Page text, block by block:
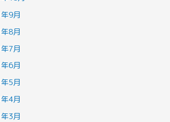
9月
8月
7月
6月
5月
4月
3月